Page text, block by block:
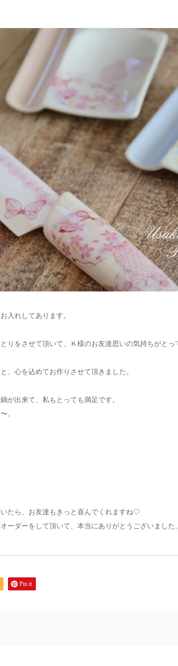
入れしてあります。
りをさせて頂いて、Ｋ様のお友達思いの気持ちがと
、心を込めてお作りさせて頂きました。
が出来て、私もとっても満足です。
。
たら、お友達もきっと喜んでくれますね♡
ーダーをして頂いて、本当にありがとうございました。
Pin it